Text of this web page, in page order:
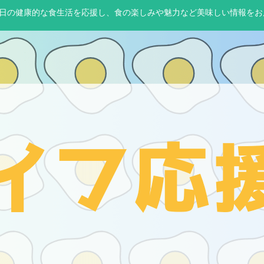
の健康的な食生活を応援し、食の楽しみや魅力など美味しい情報を